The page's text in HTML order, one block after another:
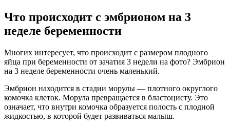
Что происходит с эмбрионом на 3
неделе беременности
Многих интересует, что происходит с размером плодного
яйца при беременности от зачатия 3 недели на фото? Эмбрион
на 3 неделе беременности очень маленький.
Эмбрион находится в стадии морулы — плотного округлого
комочка клеток. Морула превращается в бластоцисту. Это
означает, что внутри комочка образуется полость с плодной
жидкостью, в которой будет развиваться малыш.